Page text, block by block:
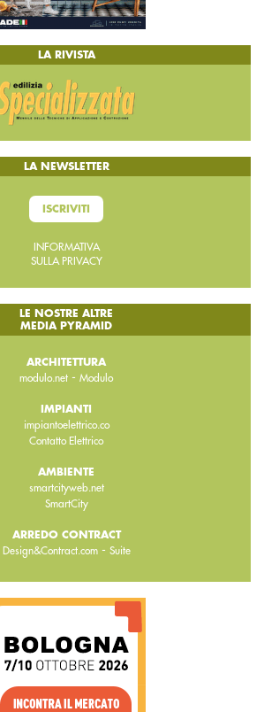
LA RIVISTA
LA NEWSLETTER
ISCRIVITI
INFORMATIVA
SULLA PRIVACY
LE NOSTRE ALTRE
MEDIA PYRAMID
ARCHITETTURA
modulo.net - Modulo
IMPIANTI
impiantoelettrico.co
Contatto Elettrico
AMBIENTE
smartcityweb.net
SmartCity
ARREDO CONTRACT
Design&Contract.com- Suite